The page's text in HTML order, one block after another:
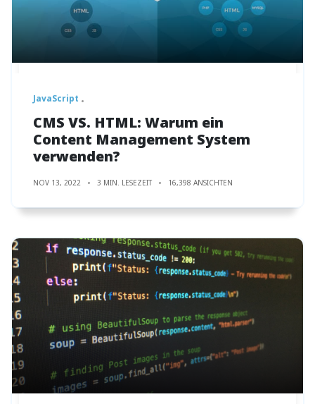
JavaScript
CMS VS. HTML: Warum ein
Content Management System
verwenden?
NOV 13, 2022 3 MIN. LESEZEIT 16,398 ANSICHTEN